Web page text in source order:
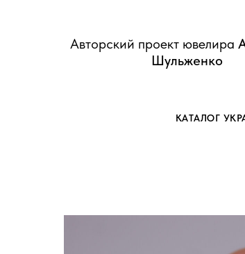
Авторский проект ювелира
Шульженко
КАТАЛОГ